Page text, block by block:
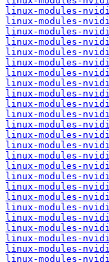
linux-modules-
linux-modules-
linux-modules-
linux-modules-
linux-modules-
linux-modules-
linux-modules-
linux-modules-
linux-modules-
linux-modules-
linux-modules-
linux-modules-
linux-modules-
linux-modules-
linux-modules-
linux-modules-
linux-modules-
linux-modules-
linux-modules-
linux-modules-
linux-modules-
linux-modules-
linux-modules-
linux-modules-
linux-modules-